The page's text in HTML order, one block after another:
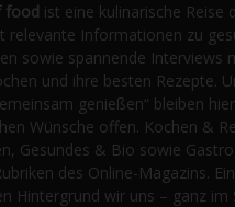
food ist eine kulinarische Reise
relevante Informationen zu
sowie spannende Interviews
und ihre besten Rezepte.
genießen“ bleiben
Wünsche offen. Kochen &
Gesundes & Bio sowie
des Online-Magazins.
Hintergrund wir uns – ganz im